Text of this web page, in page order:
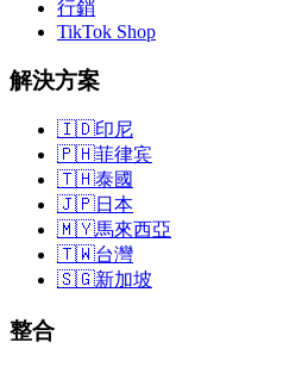
行銷
TikTok Shop
解決方案
🇮🇩印尼
🇵🇭菲律宾
🇹🇭泰國
🇯🇵日本
🇲🇾馬來西亞
🇹🇼台灣
🇸🇬新加坡
整合